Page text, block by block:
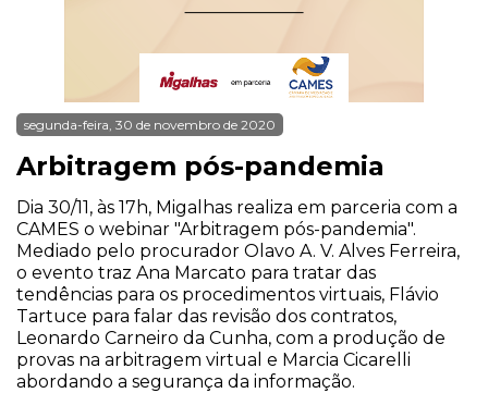
segunda-feira, 30 de novembro de 2020
Arbitragem pós-pandemia
Dia 30/11, às 17h, Migalhas realiza em parceria com a
CAMES o webinar "Arbitragem pós-pandemia".
Mediado pelo procurador Olavo A. V. Alves Ferreira,
o evento traz Ana Marcato para tratar das
tendências para os procedimentos virtuais, Flávio
Tartuce para falar das revisão dos contratos,
Leonardo Carneiro da Cunha, com a produção de
provas na arbitragem virtual e Marcia Cicarelli
abordando a segurança da informação.